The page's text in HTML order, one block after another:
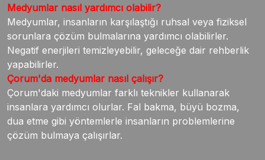
Medyumlar nasıl yardımcı olabilir?
Medyumlar, insanların karşılaştığı ruhsal veya fiziksel
sorunlara çözüm bulmalarına yardımcı olabilirler.
Negatif enerjileri temizleyebilir, geleceğe dair rehberlik
yapabilirler.
Çorum'da medyumlar nasıl çalışır?
Çorum'daki medyumlar farklı teknikler kullanarak
insanlara yardımcı olurlar. Fal bakma, büyü bozma,
dua etme gibi yöntemlerle insanların problemlerine
çözüm bulmaya çalışırlar.